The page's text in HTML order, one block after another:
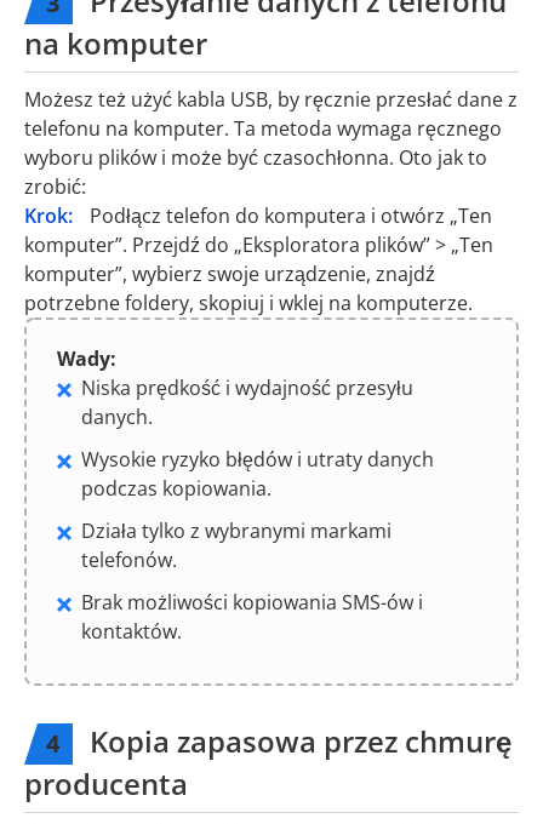
na komputer
Możesz też użyć kabla USB, by ręcznie przesłać dane z
telefonu na komputer. Ta metoda wymaga ręcznego
wyboru plików i może być czasochłonna. Oto jak to
zrobić:
Krok:
Podłącz telefon do komputera i otwórz „Ten
komputer”. Przejdź do „Eksploratora plików” > „Ten
komputer”, wybierz swoje urządzenie, znajdź
potrzebne foldery, skopiuj i wklej na komputerze.
Wady:
Niska prędkość i wydajność przesyłu
danych.
Wysokie ryzyko błędów i utraty danych
podczas kopiowania.
Działa tylko z wybranymi markami
telefonów.
Brak możliwości kopiowania SMS-ów i
kontaktów.
4
Kopia zapasowa przez chmurę
producenta